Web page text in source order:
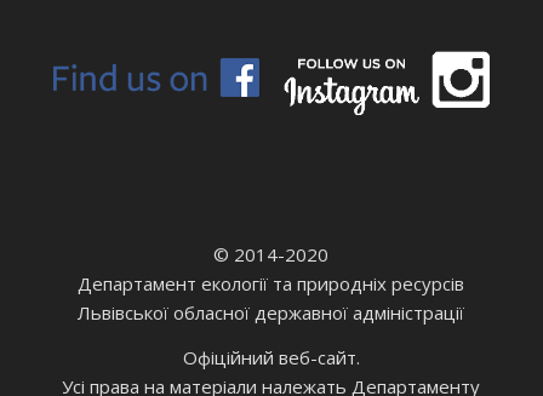
© 2014-2020
Департамент екології та природніх ресурсів
Львівської обласної державної адміністрації
Офіційний веб-сайт.
Усі права на матеріали належать Департаменту